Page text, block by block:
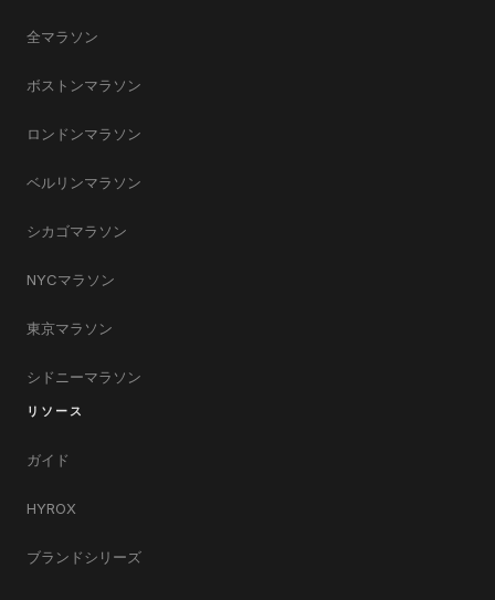
全マラソン
ボストンマラソン
ロンドンマラソン
ベルリンマラソン
シカゴマラソン
NYCマラソン
東京マラソン
シドニーマラソン
リソース
ガイド
HYROX
ブランドシリーズ